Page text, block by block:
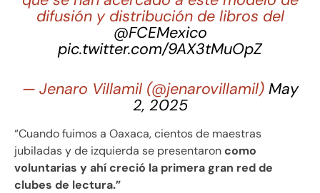
difusión y distribución de libros del
@FCEMexico
pic.twitter.com/9AX3tMuOpZ
— Jenaro Villamil (@jenarovillamil) May
2, 2025
“Cuando fuimos a Oaxaca, cientos de maestras
jubiladas y de izquierda se presentaroncomo
voluntarias y ahí creció la primera gran red de
clubes de lectura.”